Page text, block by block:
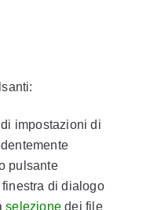
impostazioni di
pulsante
di dialogo
selezionedei file